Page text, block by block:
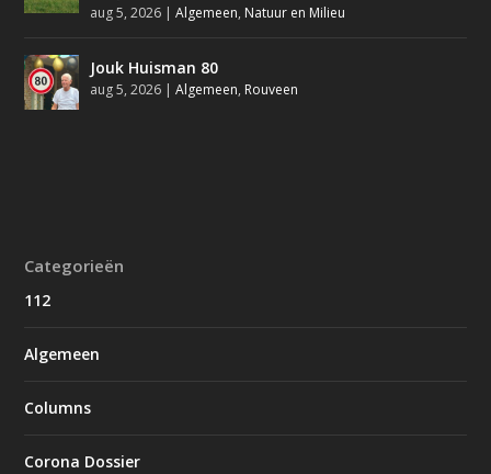
aug 5, 2026 |Algemeen, Natuur en Milieu
Jouk Huisman 80
aug 5, 2026 |Algemeen, Rouveen
Categorieën
112
Algemeen
Columns
Corona Dossier